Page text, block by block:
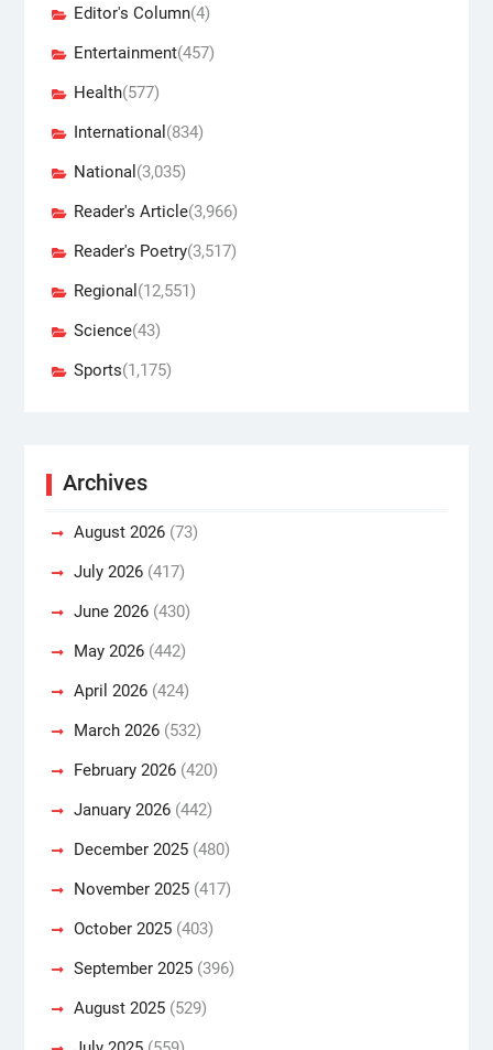
Editor's Column(4)
Entertainment(457)
Health(577)
International (834)
National (3,035)
Reader's Article(3,966)
Reader's Poetry(3,517)
Regional (12,551)
Science(43)
Sports(1,175)
Archives
August 2026(73)
July 2026(417)
June 2026(430)
May 2026(442)
April 2026(424)
March 2026(532)
February 2026(420)
January 2026(442)
December 2025(480)
November 2025(417)
October 2025(403)
September 2025(396)
August 2025(529)